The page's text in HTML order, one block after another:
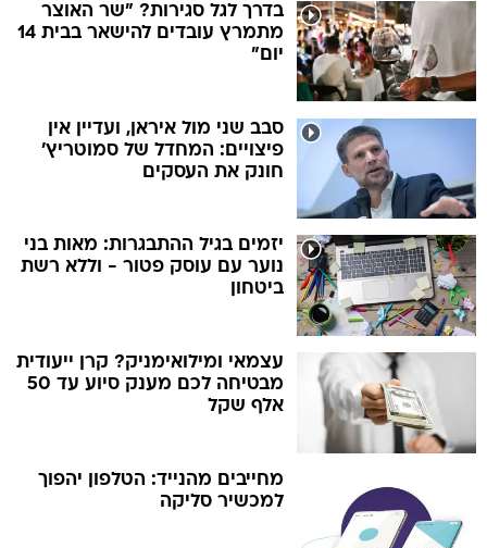
בדרך לגל סגירות? "שר האוצר
מתמרץ עובדים להישאר בבית 14
יום"
סבב שני מול איראן, ועדיין אין
פיצויים: המחדל של סמוטריץ'
חונק את העסקים
יזמים בגיל ההתבגרות: מאות בני
נוער עם עוסק פטור - וללא רשת
ביטחון
עצמאי ומילואימניק? קרן ייעודית
מבטיחה לכם מענק סיוע עד 50
אלף שקל
מחייבים מהנייד: הטלפון יהפוך
למכשיר סליקה